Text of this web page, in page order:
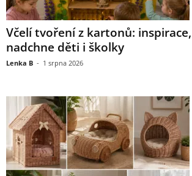
Včelí tvoření z kartonů:
nadchne děti i školky
Lenka B - 1 srpna 2026